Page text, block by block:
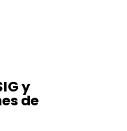
y
de